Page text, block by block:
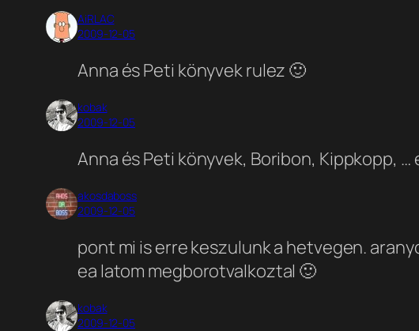
AiRLAC
2009-12-05
Anna és Peti könyvek rulez 🙂
kobak
2009-12-05
Anna és Peti könyvek, Boribon, Kippkopp,
akosdaboss
2009-12-05
pont mi is erre keszulunk a hetvegen.
ea latom megborotvalkoztal 🙂
kobak
2009-12-05